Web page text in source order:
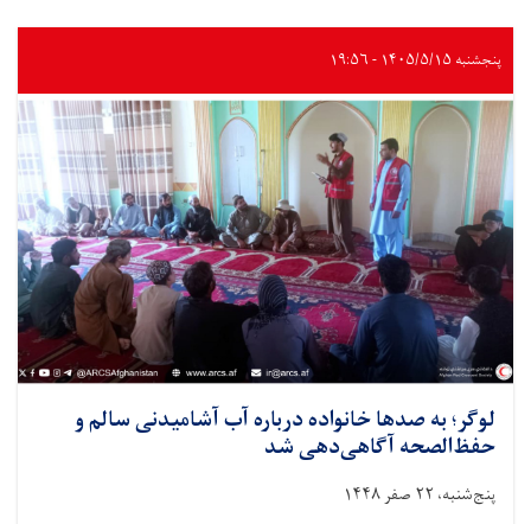
پنجشنبه ۱۴۰۵/۵/۱۵ - ۱۹:۵۶
لوگر؛ به صدها خانواده درباره آب آشامیدنی سالم و
حفظ‌الصحه آگاهی‌دهی شد
پنج‌شنبه، ۲۲ صفر ۱۴۴۸